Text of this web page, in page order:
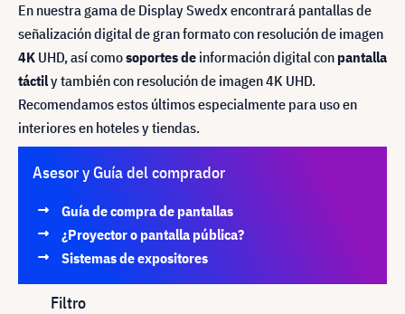
En nuestra gama de Display Swedx encontrará pantallas de
señalización digital de gran formato con resolución de imagen
4K UHD, así comosoportes de información digital con pantalla
táctily también con resolución de imagen 4K UHD.
Recomendamos estos últimos especialmente para uso en
interiores en hoteles y tiendas.
Asesor y Guía del comprador
Guía de compra de pantallas
¿Proyector o pantalla pública?
Sistemas de expositores
Filtro